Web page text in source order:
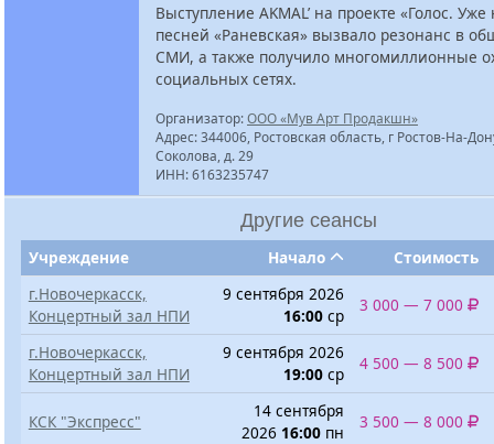
Выступление AKMAL’ на проекте «Голос. Уже
песней «Раневская» вызвало резонанс в
СМИ, а также получило многомиллионные
социальных сетях.
Организатор:ООО «Мув Арт Продакшн»
Адрес: 344006, Ростовская область, г Ростов-На-
Соколова, д. 29
ИНН: 6163235747
Другие сеансы
Учреждение Начало
Стоимость
г.Новочеркасск,
Концертный зал НПИ
9 сентября 2026
16:00 ср
3 000 — 7 000
г.Новочеркасск,
Концертный зал НПИ
9 сентября 2026
19:00 ср
4 500 — 8 500
КСК "Экспресс"
14 сентября
2026 16:00 пн
3 500 — 8 000